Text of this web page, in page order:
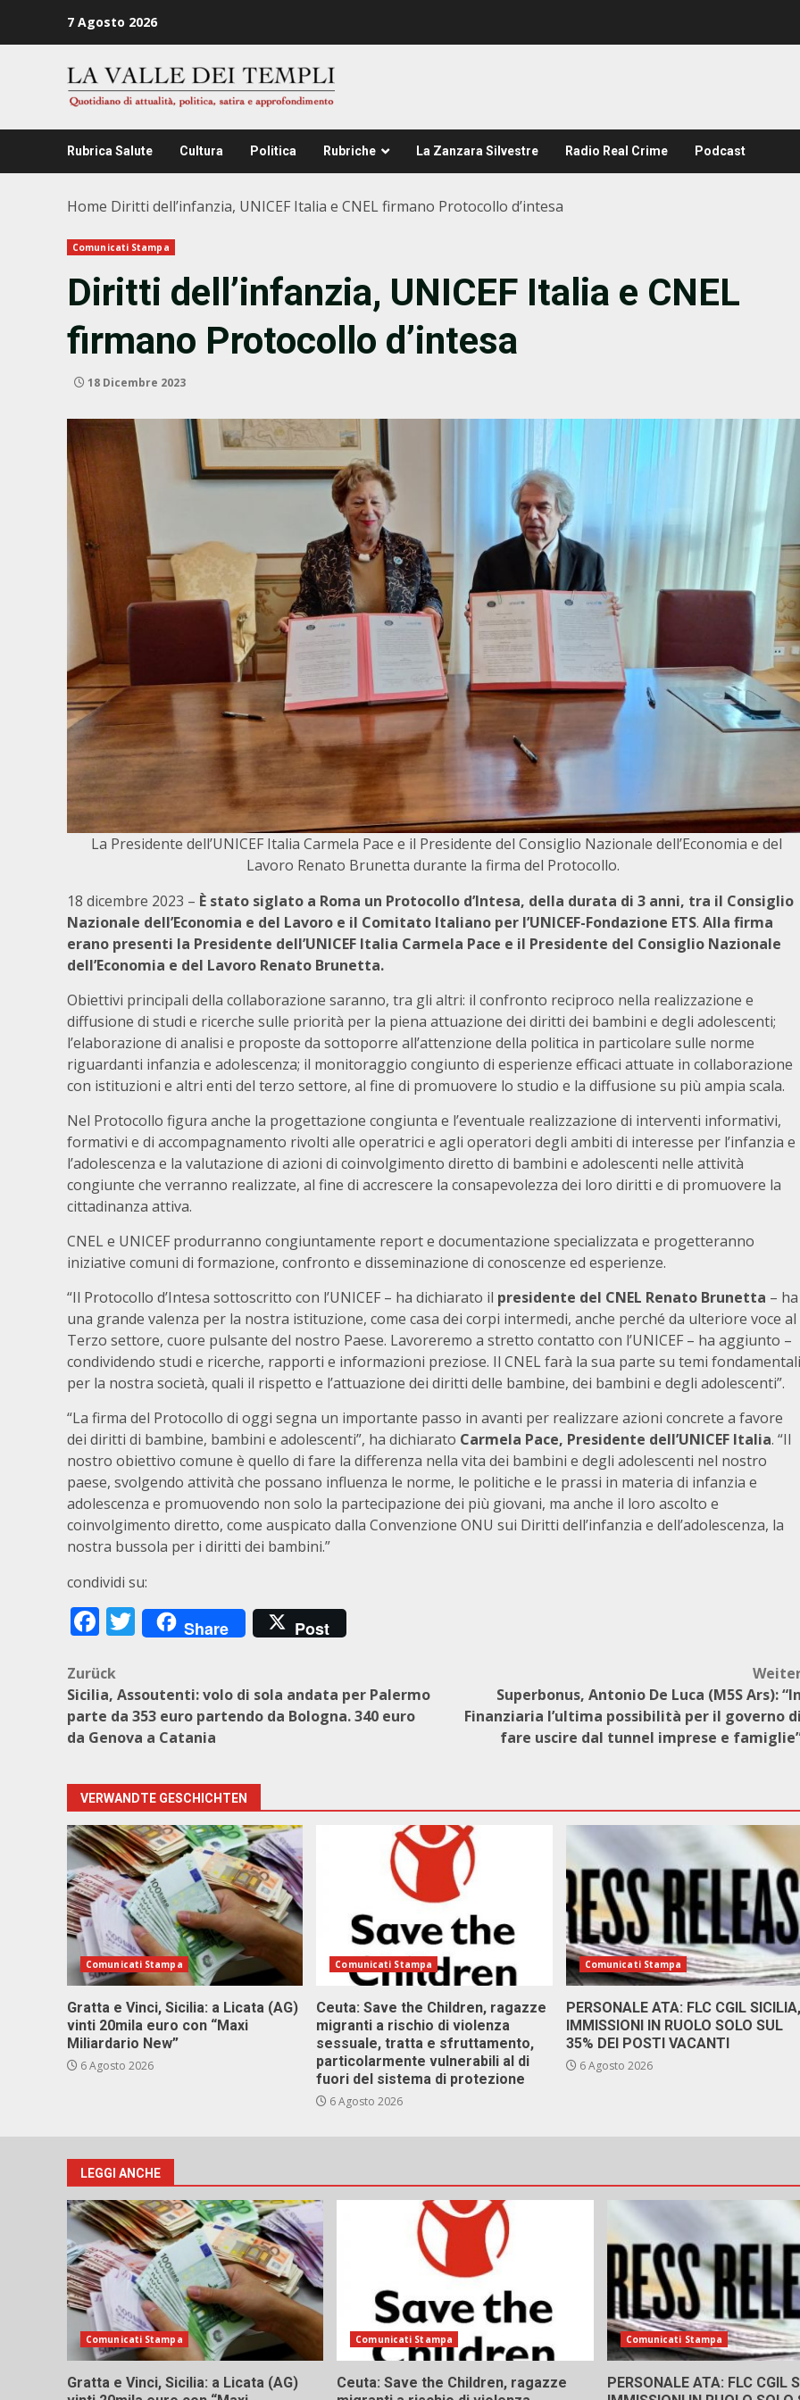
7 Agosto 2026
Rubrica Salute Cultura Politica Rubriche La Zanzara Silvestre Radio Real Crime Podcast
Home Diritti dell’infanzia, UNICEF Italia e CNEL firmano Protocollo d’intesa
Comunicati Stampa
Diritti dell’infanzia, UNICEF Italia e CNEL
firmano Protocollo d’intesa
18 Dicembre 2023
La Presidente dell’UNICEF Italia Carmela Pace e il Presidente del Consiglio Nazionale dell’Economia e del
Lavoro Renato Brunetta durante la firma del Protocollo.
18 dicembre 2023 – È stato siglato a Roma un Protocollo d’Intesa, della durata di 3 anni, tra il Consiglio
Nazionale dell’Economia e del Lavoro e il Comitato Italiano per l’UNICEF-Fondazione ETS. Alla firma
erano presenti la Presidente dell’UNICEF Italia Carmela Pace e il Presidente del Consiglio Nazionale
dell’Economia e del Lavoro Renato Brunetta.
Obiettivi principali della collaborazione saranno, tra gli altri: il confronto reciproco nella realizzazione e
diffusione di studi e ricerche sulle priorità per la piena attuazione dei diritti dei bambini e degli adolescenti;
l’elaborazione di analisi e proposte da sottoporre all’attenzione della politica in particolare sulle norme
riguardanti infanzia e adolescenza; il monitoraggio congiunto di esperienze efficaci attuate in collaborazione
con istituzioni e altri enti del terzo settore, al fine di promuovere lo studio e la diffusione su più ampia scala.
Nel Protocollo figura anche la progettazione congiunta e l’eventuale realizzazione di interventi informativi,
formativi e di accompagnamento rivolti alle operatrici e agli operatori degli ambiti di interesse per l’infanzia e
l’adolescenza e la valutazione di azioni di coinvolgimento diretto di bambini e adolescenti nelle attività
congiunte che verranno realizzate, al fine di accrescere la consapevolezza dei loro diritti e di promuovere la
cittadinanza attiva.
CNEL e UNICEF produrranno congiuntamente report e documentazione specializzata e progetteranno
iniziative comuni di formazione, confronto e disseminazione di conoscenze ed esperienze.
“Il Protocollo d’Intesa sottoscritto con l’UNICEF – ha dichiarato il presidente del CNEL Renato Brunetta – ha
una grande valenza per la nostra istituzione, come casa dei corpi intermedi, anche perché da ulteriore voce al
Terzo settore, cuore pulsante del nostro Paese. Lavoreremo a stretto contatto con l’UNICEF – ha aggiunto –
condividendo studi e ricerche, rapporti e informazioni preziose. Il CNEL farà la sua parte su temi fondamentali
per la nostra società, quali il rispetto e l’attuazione dei diritti delle bambine, dei bambini e degli adolescenti”.
“La firma del Protocollo di oggi segna un importante passo in avanti per realizzare azioni concrete a favore
dei diritti di bambine, bambini e adolescenti”, ha dichiarato Carmela Pace, Presidente dell’UNICEF Italia. “Il
nostro obiettivo comune è quello di fare la differenza nella vita dei bambini e degli adolescenti nel nostro
paese, svolgendo attività che possano influenza le norme, le politiche e le prassi in materia di infanzia e
adolescenza e promuovendo non solo la partecipazione dei più giovani, ma anche il loro ascolto e
coinvolgimento diretto, come auspicato dalla Convenzione ONU sui Diritti dell’infanzia e dell’adolescenza, la
nostra bussola per i diritti dei bambini.”
condividi su:
Facebook
Twitter
Share Post
Beitragsnavigation
Zurück
Sicilia, Assoutenti: volo di sola andata per Palermo
parte da 353 euro partendo da Bologna. 340 euro
da Genova a Catania
Superbonus, Antonio De Luca (M5S Ars):
Finanziaria l’ultima possibilità per il governo
fare uscire dal tunnel imprese e
VERWANDTE GESCHICHTEN
Comunicati Stampa
Gratta e Vinci, Sicilia: a Licata (AG)
vinti 20mila euro con “Maxi
Miliardario New”
6 Agosto 2026
Comunicati Stampa
Ceuta: Save the Children, ragazze
migranti a rischio di violenza
sessuale, tratta e sfruttamento,
particolarmente vulnerabili al di
fuori del sistema di protezione
6 Agosto 2026
Comunicati Stampa
PERSONALE ATA: FLC CGIL SICILIA,
IMMISSIONI IN RUOLO SOLO SUL
35% DEI POSTI VACANTI
6 Agosto 2026
LEGGI ANCHE
Comunicati Stampa
Gratta e Vinci, Sicilia: a Licata (AG)
Comunicati Stampa
Ceuta: Save the Children, ragazze
Comunicati Stampa
PERSONALE ATA: FLC CGIL